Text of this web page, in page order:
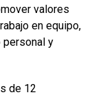
valores
en equipo,
y
de 12